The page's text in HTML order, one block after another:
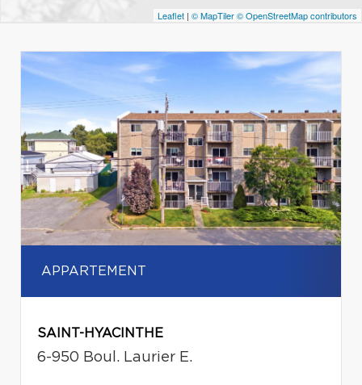
Leaflet | © MapTiler© OpenStreetMap contributors
APPARTEMENT
SAINT-HYACINTHE
6-950 Boul. Laurier E.